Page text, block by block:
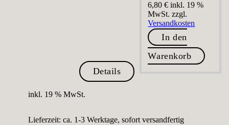
Details
6,80€ inkl. 19 %
MwSt. zzgl.
Versandkosten
In den
Warenkorb
inkl. 19 % MwSt.
Lieferzeit: ca. 1-3 Werktage, sofort versandfertig